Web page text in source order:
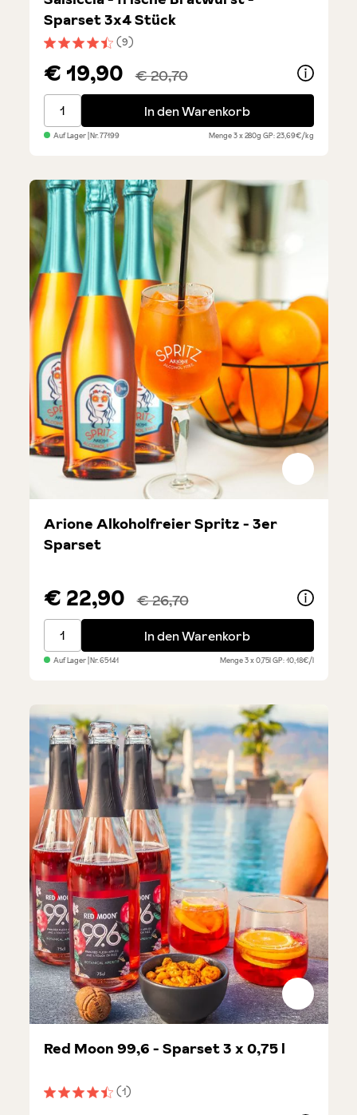
Durchschnittliche Bewertung von 4.6 von 5 Sternen
(9)
Sparset 3x4 Stück
€ 19,90 € 20,70
Salsiccia - frische Bratwurst - Sparset 3x4 Stück
In den Warenkorb
Auf Lager| Nr.77199 Menge3 x 280gGP: 23,69€/kg
Arione Alkoholfreier Spritz - 3er
Sparset
€ 22,90 € 26,70
Arione Alkoholfreier Spritz - 3er Sparset
In den Warenkorb
Auf Lager| Nr.65141 Menge3 x 0,75lGP: 10,18€/l
(1)
Red Moon 99,6 - Sparset 3 x 0,75 l